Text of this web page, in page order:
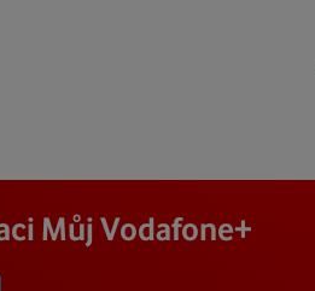
Můj Vodafone+